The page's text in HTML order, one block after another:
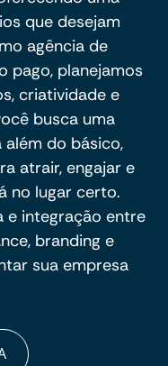
que desejam
agência de
pago, planejamos
criatividade e
busca uma
além do básico,
atrair, engajar e
no lugar certo.
e integração entre
branding e
sua empresa